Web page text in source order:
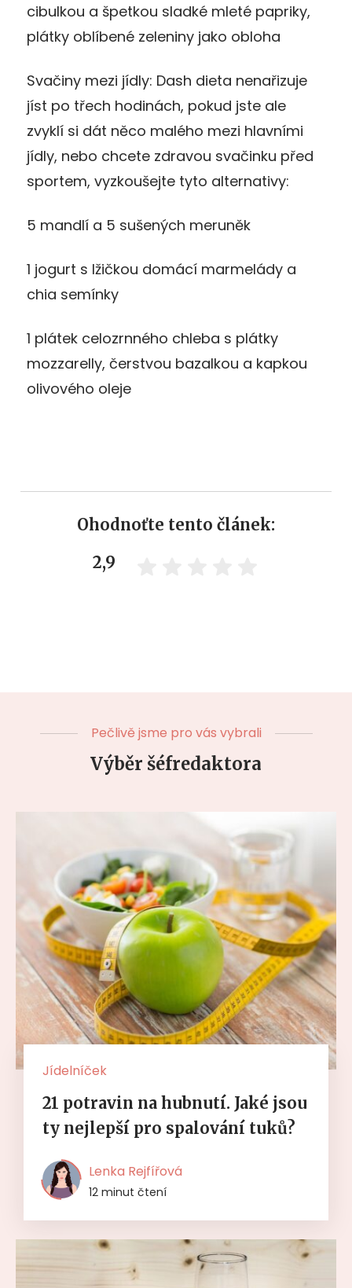
cibulkou a špetkou sladké mleté papriky,
plátky oblíbené zeleniny jako obloha
Svačiny mezi jídly: Dash dieta nenařizuje
jíst po třech hodinách, pokud jste ale
zvyklí si dát něco malého mezi hlavními
jídly, nebo chcete zdravou svačinku před
sportem, vyzkoušejte tyto alternativy:
5 mandlí a 5 sušených meruněk
1 jogurt s lžičkou domácí marmelády a
chia semínky
1 plátek celozrnného chleba s plátky
mozzarelly, čerstvou bazalkou a kapkou
olivového oleje
Ohodnoťte tento článek:
2,9
Pečlivě jsme pro vás vybrali
Výběr šéfredaktora
Jídelníček
21 potravin na hubnutí. Jaké jsou
ty nejlepší pro spalování tuků?
Lenka Rejfířová
12 minut čtení